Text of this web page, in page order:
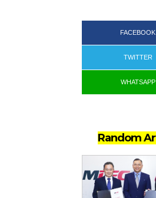
FACEBOOK
TWITTER
WHATSAPP
Random